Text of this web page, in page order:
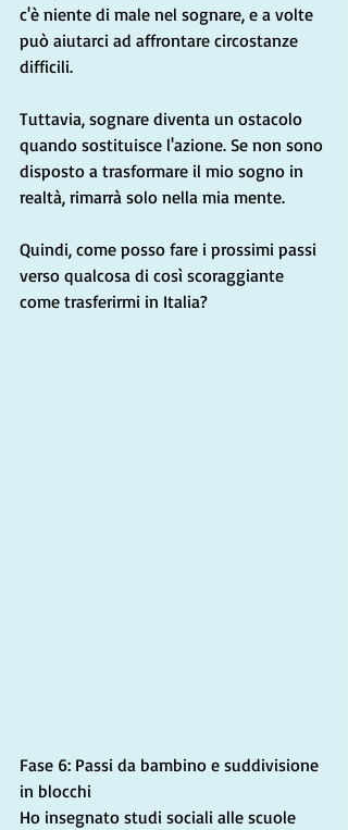
c'è niente di male nel sognare, e a volte
può aiutarci ad affrontare circostanze
difficili.
Tuttavia, sognare diventa un ostacolo
quando sostituisce l'azione. Se non sono
disposto a trasformare il mio sogno in
realtà, rimarrà solo nella mia mente.
Quindi, come posso fare i prossimi passi
verso qualcosa di così scoraggiante
come trasferirmi in Italia?
Fase 6: Passi da bambino e suddivisione
in blocchi
Ho insegnato studi sociali alle scuole